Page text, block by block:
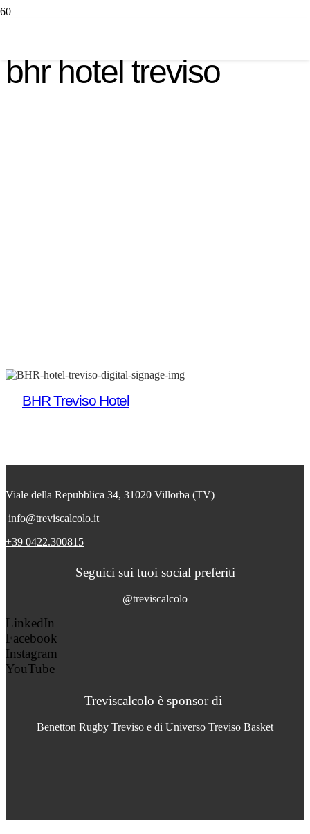
bhr hotel treviso
BHR Treviso Hotel
Viale della Repubblica 34, 31020 Villorba (TV)
info@treviscalcolo.it
+39 0422.300815
Seguici sui tuoi social preferiti
@treviscalcolo
LinkedIn
Facebook
Instagram
YouTube
Treviscalcolo è sponsor di
Benetton Rugby Treviso e di Universo Treviso Basket